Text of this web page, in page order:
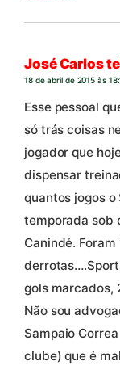
José Carlos
18 de abril de 2015 às
Esse pessoal
só trás coisas
jogador que
dispensar
quantos jogos o
temporada sob
Canindé.
derrotas….Sport
gols marcados,
Não sou
Sampaio
clube) que é